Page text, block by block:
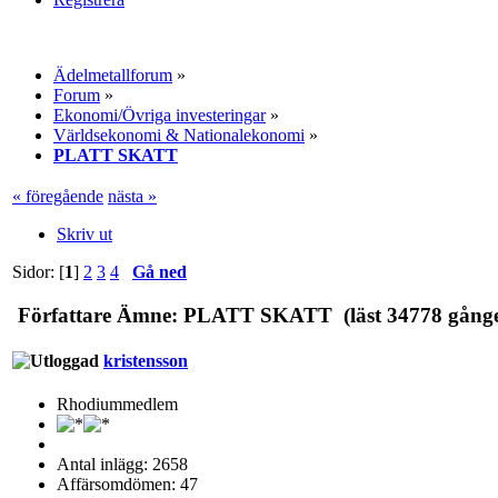
Ädelmetallforum »
Forum »
Ekonomi/Övriga investeringar»
Världsekonomi & Nationalekonomi »
PLATT SKATT
« föregående nästa »
Skriv ut
Sidor: [1] 2 3 4 Gå ned
Författare Ämne: PLATT SKATT (läst 34778
kristensson
Rhodiummedlem
Antal inlägg: 2658
Affärsomdömen: 47